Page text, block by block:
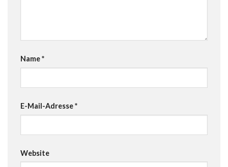
Name*
E-Mail-Adresse*
Website